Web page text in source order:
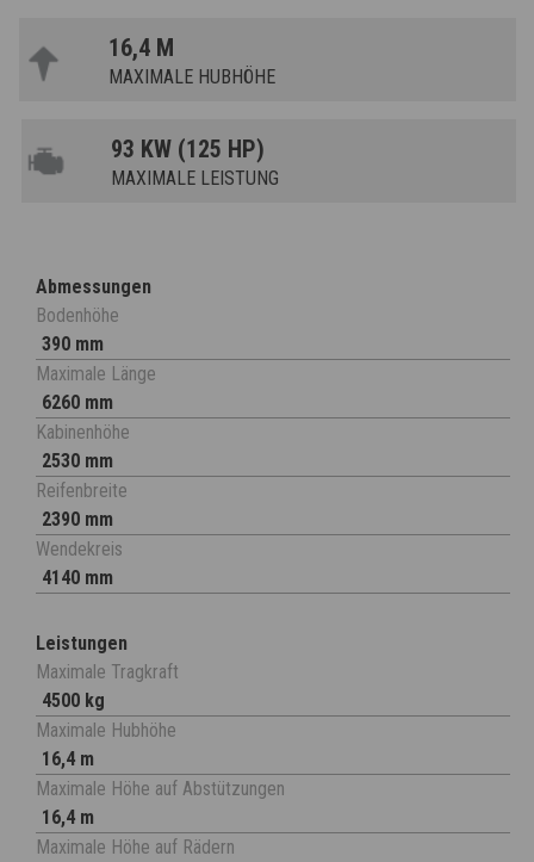
16,4 M
MAXIMALE HUBHÖHE
93 KW (125 HP)
MAXIMALE LEISTUNG
Abmessungen
Bodenhöhe
390 mm
Maximale Länge
6260 mm
Kabinenhöhe
2530 mm
Reifenbreite
2390 mm
Wendekreis
4140 mm
Leistungen
Maximale Tragkraft
4500 kg
Maximale Hubhöhe
16,4 m
Maximale Höhe auf Abstützungen
16,4 m
Maximale Höhe auf Rädern